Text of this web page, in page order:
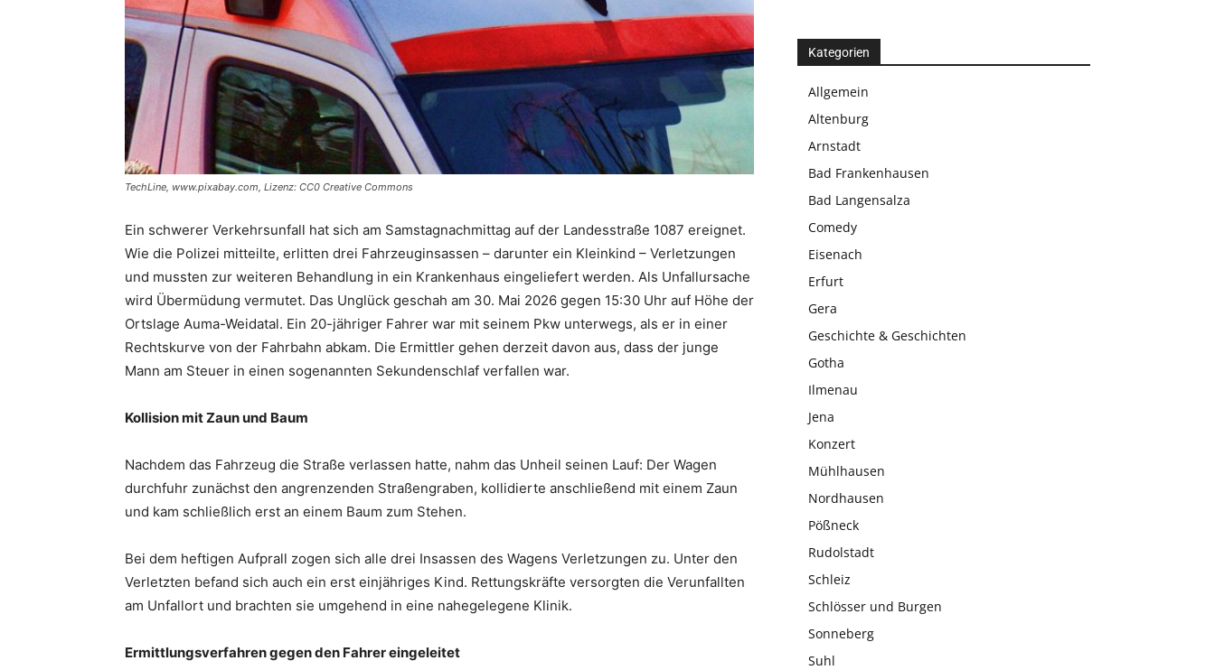
TechLine, www.pixabay.com, Lizenz: CC0 Creative Commons
Ein schwerer Verkehrsunfall hat sich am Samstagnachmittag auf der Landesstraße 1087 ereignet.
Wie die Polizei mitteilte, erlitten drei Fahrzeuginsassen – darunter ein Kleinkind – Verletzungen
und mussten zur weiteren Behandlung in ein Krankenhaus eingeliefert werden. Als Unfallursache
wird Übermüdung vermutet. Das Unglück geschah am 30. Mai 2026 gegen 15:30 Uhr auf Höhe der
Ortslage Auma-Weidatal. Ein 20-jähriger Fahrer war mit seinem Pkw unterwegs, als er in einer
Rechtskurve von der Fahrbahn abkam. Die Ermittler gehen derzeit davon aus, dass der junge
Mann am Steuer in einen sogenannten Sekundenschlaf verfallen war.
Kollision mit Zaun und Baum
Nachdem das Fahrzeug die Straße verlassen hatte, nahm das Unheil seinen Lauf: Der Wagen
durchfuhr zunächst den angrenzenden Straßengraben, kollidierte anschließend mit einem Zaun
und kam schließlich erst an einem Baum zum Stehen.
Bei dem heftigen Aufprall zogen sich alle drei Insassen des Wagens Verletzungen zu. Unter den
Verletzten befand sich auch ein erst einjähriges Kind. Rettungskräfte versorgten die Verunfallten
am Unfallort und brachten sie umgehend in eine nahegelegene Klinik.
Ermittlungsverfahren gegen den Fahrer eingeleitet
Kategorien
Allgemein
Altenburg
Arnstadt
Bad Frankenhausen
Bad Langensalza
Comedy
Eisenach
Erfurt
Gera
Geschichte & Geschichten
Gotha
Ilmenau
Jena
Konzert
Mühlhausen
Nordhausen
Pößneck
Rudolstadt
Schleiz
Schlösser und Burgen
Sonneberg
Suhl